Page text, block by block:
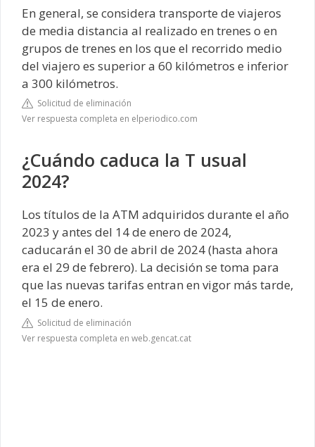
En general, se considera transporte de viajeros
de media distancia al realizado en trenes o en
grupos de trenes en los que el recorrido medio
del viajero es superior a 60 kilómetros e inferior
a 300 kilómetros.
Solicitud de eliminación
Ver respuesta completa en elperiodico.com
¿Cuándo caduca la T usual
2024?
Los títulos de la ATM adquiridos durante el año
2023 y antes del 14 de enero de 2024,
caducarán el 30 de abril de 2024 (hasta ahora
era el 29 de febrero). La decisión se toma para
que las nuevas tarifas entran en vigor más tarde,
el 15 de enero.
Solicitud de eliminación
Ver respuesta completa en web.gencat.cat